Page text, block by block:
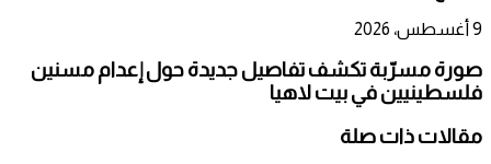
9 أغسطس، 2026
صورة مسرّبة تكشف تفاصيل جديدة حول إعدام مسنين
فلسطينيين في بيت لاهيا
مقالات ذات صلة